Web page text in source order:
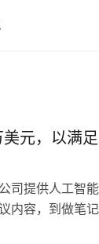
元，以满
司提供人工智
内容，到做笔
来脱颖而出。